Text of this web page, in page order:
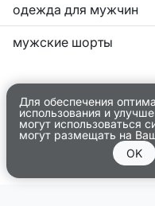
одежда для мужчин
мужские шорты
Для обеспечения
использования и
могут использоваться
могут размещать на
OK